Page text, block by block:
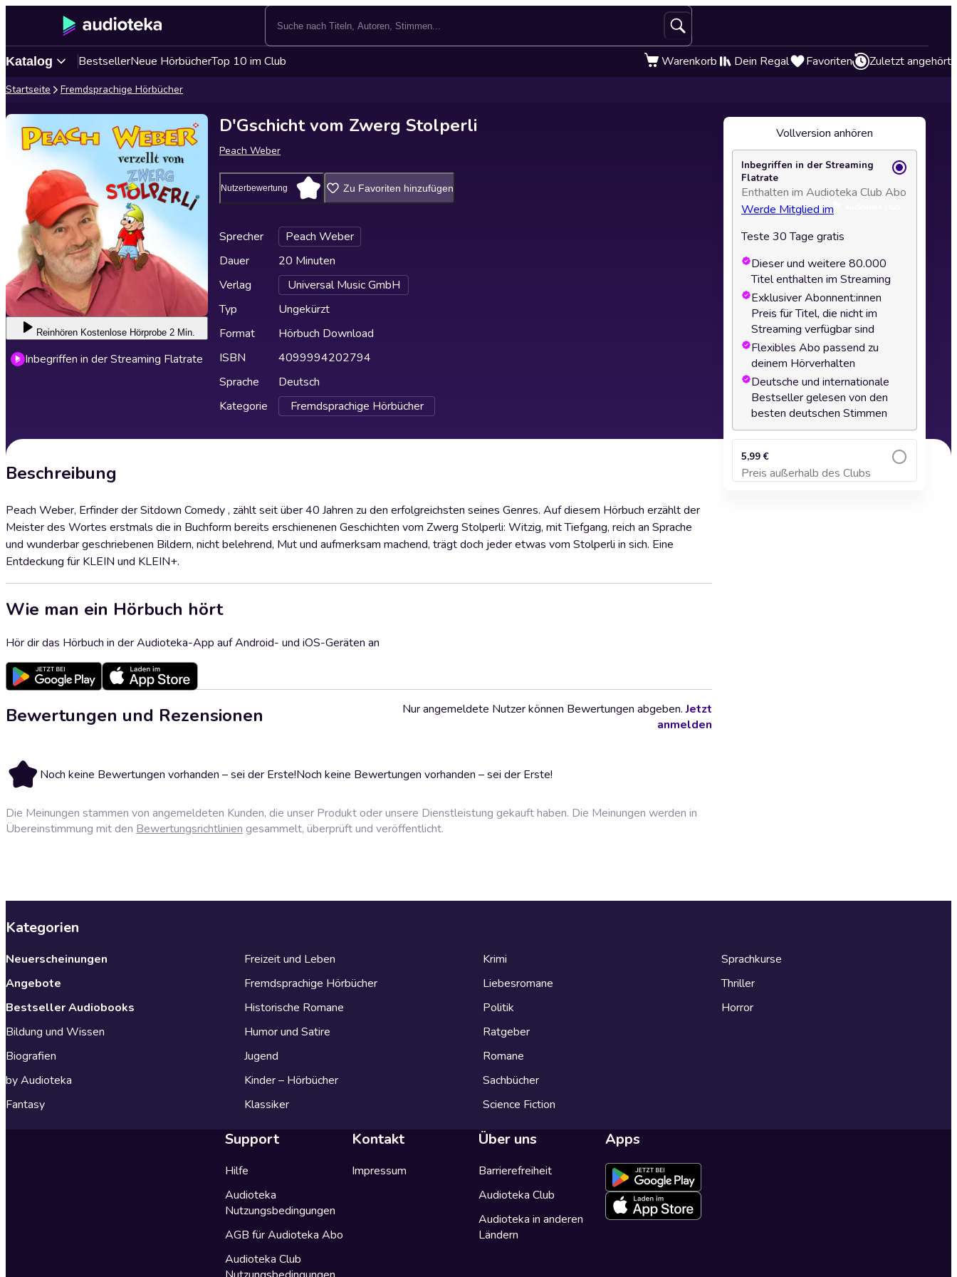
Katalog BestsellerNeue HörbücherTop 10 im Club Warenkorb Dein Regal Favoriten Zuletzt angehört
Startseite Fremdsprachige Hörbücher
Reinhören Kostenlose Hörprobe 2 Min.
Inbegriffen in der Streaming Flatrate
D'Gschicht vom Zwerg Stolperli
Peach Weber
Nutzerbewertung Zu Favoriten hinzufügen
Sprecher
Peach Weber
Dauer
20 Minuten
Verlag
Universal Music GmbH
Typ
Ungekürzt
Format
Hörbuch Download
ISBN
4099994202794
Sprache
Deutsch
Kategorie
Fremdsprachige Hörbücher
Beschreibung
Peach Weber, Erfinder der Sitdown Comedy , zählt seit über 40 Jahren zu den erfolgreichsten seines Genres. Auf diesem Hörbuch erzählt der
Meister des Wortes erstmals die in Buchform bereits erschienenen Geschichten vom Zwerg Stolperli: Witzig, mit Tiefgang, reich an Sprache
und wunderbar geschriebenen Bildern, nicht belehrend, Mut und aufmerksam machend, trägt doch jeder etwas vom Stolperli in sich. Eine
Entdeckung für KLEIN und KLEIN+.
Wie man ein Hörbuch hört
Hör dir das Hörbuch in der Audioteka-App auf Android- und iOS-Geräten an
Bewertungen und Rezensionen
Noch keine Bewertungen vorhanden – sei der Erste!Noch keine Bewertungen vorhanden – sei der Erste!
Nur angemeldete Nutzer können Bewertungen abgeben.Jetzt
anmelden
Die Meinungen stammen von angemeldeten Kunden, die unser Produkt oder unsere Dienstleistung gekauft haben. Die Meinungen werden in
Übereinstimmung mit den Bewertungsrichtlinien gesammelt, überprüft und veröffentlicht.
Vollversion anhören
Inbegriffen in der Streaming
Flatrate
Enthalten im Audioteka Club Abo
Werde Mitglied im
Teste 30 Tage gratis
Dieser und weitere 80.000
Titel enthalten im Streaming
Exklusiver Abonnent:innen
Preis für Titel, die nicht im
Streaming verfügbar sind
Flexibles Abo passend zu
deinem Hörverhalten
Deutsche und internationale
Bestseller gelesen von den
besten deutschen Stimmen
5,99 €
Preis außerhalb des Clubs
Zum Warenkorb hinzufügen
Kategorien
Neuerscheinungen
Angebote
Bestseller Audiobooks
Bildung und Wissen
Biografien
by Audioteka
Fantasy
Freizeit und Leben
Fremdsprachige Hörbücher
Historische Romane
Humor und Satire
Jugend
Kinder – Hörbücher
Klassiker
Krimi
Liebesromane
Politik
Ratgeber
Romane
Sachbücher
Science Fiction
Sprachkurse
Thriller
Horror
Support
Hilfe
Audioteka
Nutzungsbedingungen
AGB für Audioteka Abo
Audioteka Club
Kontakt
Impressum
Über uns
Barrierefreiheit
Audioteka Club
Audioteka in anderen
Ländern
Apps